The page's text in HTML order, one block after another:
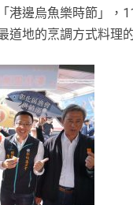
港邊烏魚樂時節」，
道地的烹調方式料理